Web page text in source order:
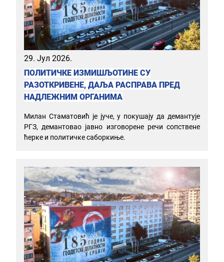
29. Јул 2026.
ПОЛИТИЧКЕ ИЗМИШЉОТИНЕ СУ
РАЗОТКРИВЕНЕ, ДАЉА РАСПРАВА ПРЕД
НАДЛЕЖНИМ ОРГАНИМА
Милан Стаматовић је јуче, у покушају да демантује
РГЗ, демантовао јавно изговорене речи сопствене
ћерке и политичке саборкиње.